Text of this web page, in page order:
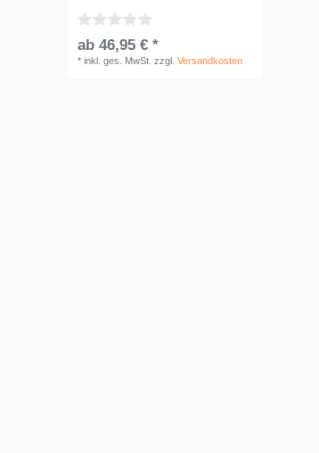
ab 46,95 € *
* inkl. ges. MwSt. zzgl. Versandkosten